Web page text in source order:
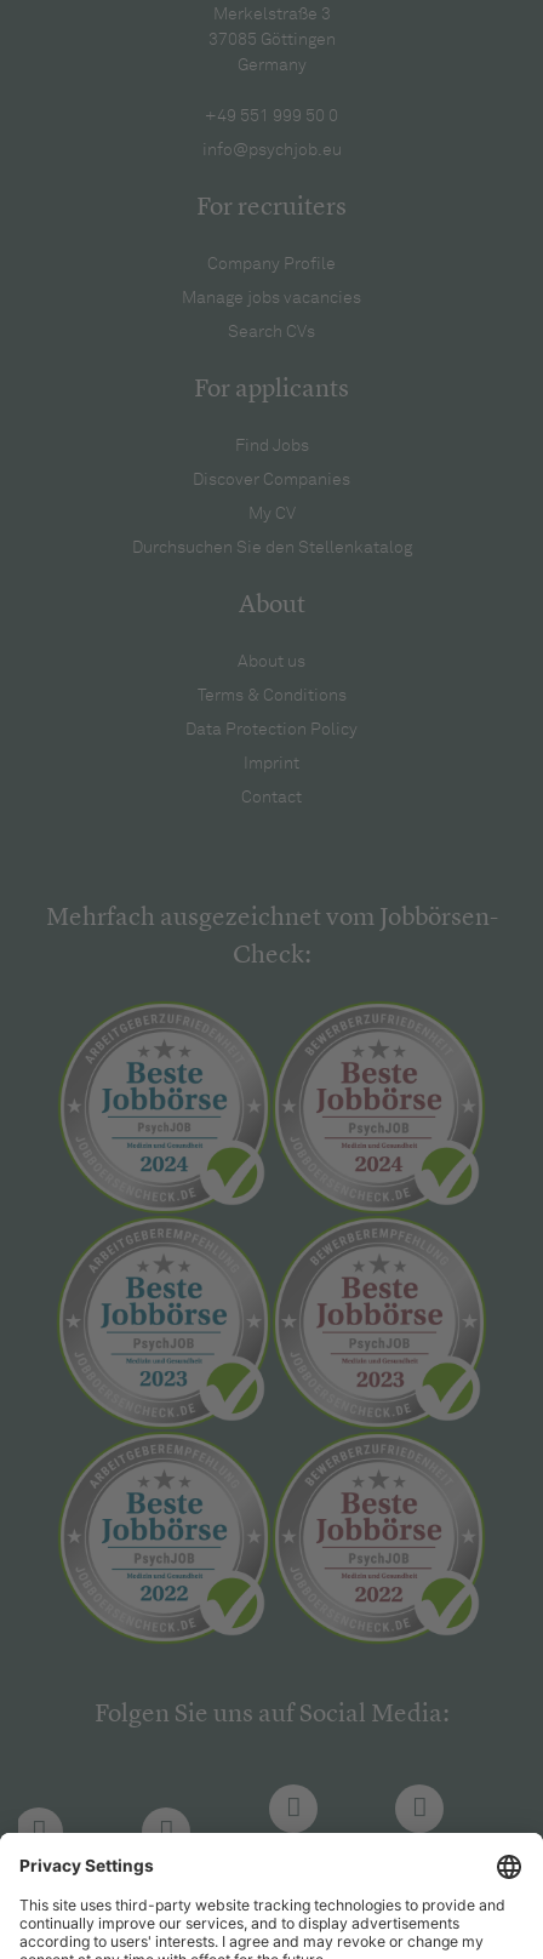
Merkelstraße 3
37085 Göttingen
Germany
+49 551 999 50 0
info@psychjob.eu
For recruiters
Company Profile
Manage jobs vacancies
Search CVs
For applicants
Find Jobs
Discover Companies
My CV
Durchsuchen Sie den Stellenkatalog
About
About us
Terms & Conditions
Data Protection Policy
Imprint
Contact
Mehrfach ausgezeichnet vom Jobbörsen-
Check:
Folgen Sie uns auf Social Media:
LinkedIn
PsychJOB PsychJOB
Hogrefe
Verlag
Hogrefe
Verlag